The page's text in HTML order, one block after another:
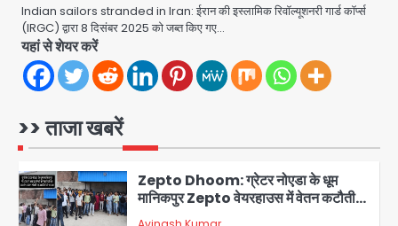
Indian sailors stranded in Iran: ईरान की इस्लामिक रिवॉल्यूशनरी गार्ड कॉर्प्स
(IRGC) द्वारा 8 दिसंबर 2025 को जब्त किए गए…
यहां से शेयर करें
>> ताजा खबरें
Shaheen Bagh News: बारिश के बाद
लोग परेशान
Avinash Kumar
2
को लेकर 100 से ज्यादा कर्मचारियों का विरोध
प्रदर्शन
Parshvanath Building